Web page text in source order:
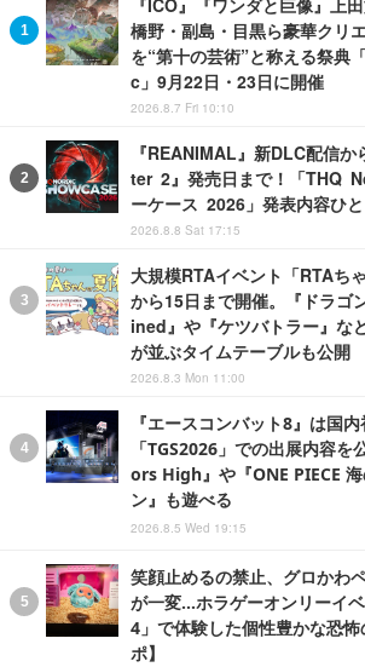
『ICO』『ワンダと巨像』上
橋野・副島・目黒ら豪華クリ
を“第十の芸術”と称える祭
c」9月22日・23日に開催
2026.8.7 Fri 10:10
『REANIMAL』新DLC配信
ter 2』発売日まで！「THQ
ーケース 2026」発表内容ひ
2026.8.8 Sat 17:15
大規模RTAイベント「RTAち
から15日まで開催。『ドラゴ
ined』や『ケツバトラー』な
が並ぶタイムテーブルも公開
2026.8.3 Mon 11:00
『エースコンバット8』は国内
「TGS2026」での出展内容
ors High』や『ONE PIECE
ン』も遊べる
2026.8.5 Wed 19:15
笑顔止めるの禁止、グロかわ
が一変…ホラゲーオンリーイ
4」で体験した個性豊かな恐
ポ】